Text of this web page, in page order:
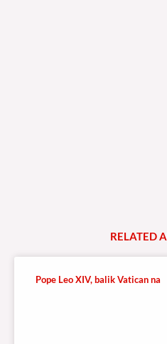
RELATEDA
Pope Leo XIV, balik Vatican na